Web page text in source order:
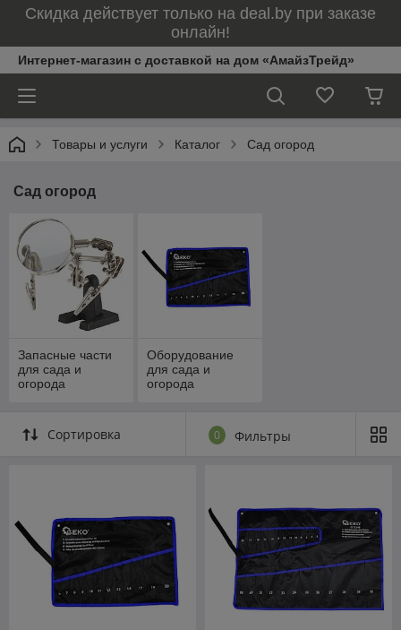
Скидка действует только на deal.by при заказе
онлайн!
Интернет-магазин с доставкой на дом «АмайзТрейд»
Товары и услуги Каталог Сад огород
Сад огород
Запасные части
для сада и
огорода
Оборудование
для сада и
огорода
Сортировка 0 Фильтры